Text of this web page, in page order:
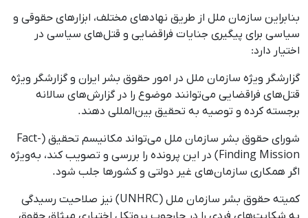
بنابراین سازمان ملل از طریق نهادهای مختلف، ابزارهای حقوقی و
سیاسی برای پیگیری جنایات فراقضایی و قتل‌های سیاسی در
اختیار دارد:
گزارشگر ویژه سازمان ملل در امور حقوق بشر ایران و گزارشگر ویژه
قتل‌های فراقضایی می‌توانند موضوع را در گزارش‌های سالانه
برجسته کرده و توصیه به تحقیق بین‌المللی دهند.
شورای حقوق بشر سازمان ملل می‌تواند مکانیسم تحقیق (Fact-
Finding Mission) در این پرونده را بررسی و تصویب کند، به‌ویژه
اگر همکاری سازمان‌های غیر دولتی و کشورها جلب شود.
کمیته حقوق بشر سازمان ملل (UNHRC) نیز صلاحیت رسیدگی